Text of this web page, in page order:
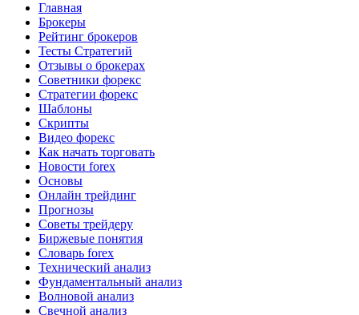
Главная
Брокеры
Рейтинг брокеров
Тесты Стратегий
Отзывы о брокерах
Советники форекс
Стратегии форекс
Шаблоны
Скрипты
Видео форекс
Как начать торговать
Новости forex
Основы
Онлайн трейдинг
Прогнозы
Советы трейдеру
Биржевые понятия
Словарь forex
Технический анализ
Фундаментальный анализ
Волновой анализ
Свечной анализ